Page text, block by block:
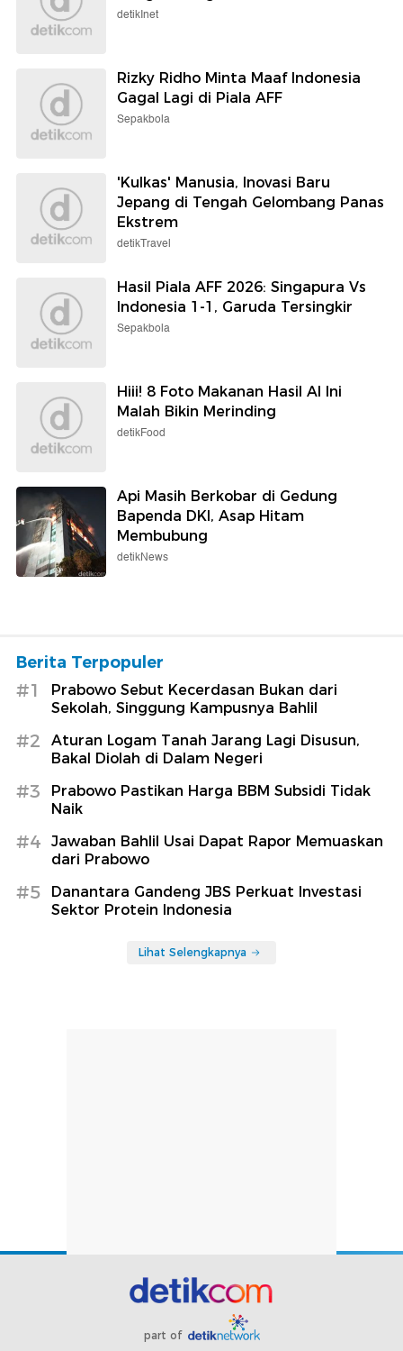
detikInet
Rizky Ridho Minta Maaf Indonesia
Gagal Lagi di Piala AFF
Sepakbola
'Kulkas' Manusia, Inovasi Baru
Jepang di Tengah Gelombang Panas
Ekstrem
detikTravel
Hasil Piala AFF 2026: Singapura Vs
Indonesia 1-1, Garuda Tersingkir
Sepakbola
Hiii! 8 Foto Makanan Hasil AI Ini
Malah Bikin Merinding
detikFood
Api Masih Berkobar di Gedung
Bapenda DKI, Asap Hitam
Membubung
detikNews
Berita Terpopuler
#1
Prabowo Sebut Kecerdasan Bukan dari
Sekolah, Singgung Kampusnya Bahlil
#2
Aturan Logam Tanah Jarang Lagi Disusun,
Bakal Diolah di Dalam Negeri
#3
Prabowo Pastikan Harga BBM Subsidi Tidak
Naik
#4
Jawaban Bahlil Usai Dapat Rapor Memuaskan
dari Prabowo
#5
Danantara Gandeng JBS Perkuat Investasi
Sektor Protein Indonesia
Lihat Selengkapnya
part of